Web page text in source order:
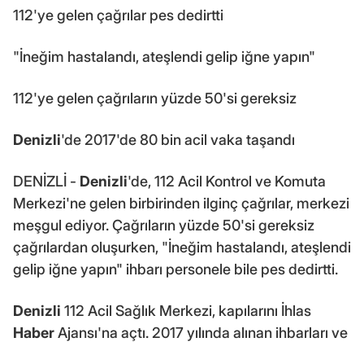
112'ye gelen çağrılar pes dedirtti
"İneğim hastalandı, ateşlendi gelip iğne yapın"
112'ye gelen çağrıların yüzde 50'si gereksiz
Denizli'de 2017'de 80 bin acil vaka taşandı
DENİZLİ - Denizli'de, 112 Acil Kontrol ve Komuta
Merkezi'ne gelen birbirinden ilginç çağrılar, merkezi
meşgul ediyor. Çağrıların yüzde 50'si gereksiz
çağrılardan oluşurken, "İneğim hastalandı, ateşlendi
gelip iğne yapın" ihbarı personele bile pes dedirtti.
Denizli 112 Acil Sağlık Merkezi, kapılarını İhlas
HaberAjansı'na açtı. 2017 yılında alınan ihbarları ve